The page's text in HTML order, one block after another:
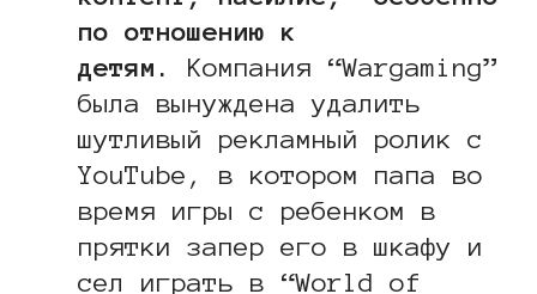
по отношению к
детям. Компания “Wargaming”
была вынуждена удалить
шутливый рекламный ролик с
YouTube, в котором папа во
время игры с ребенком в
прятки запер его в шкафу и
сел играть в “World of